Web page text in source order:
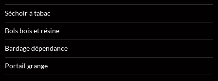
Séchoir à tabac
Bols bois et résine
Bardage dépendance
Portail grange